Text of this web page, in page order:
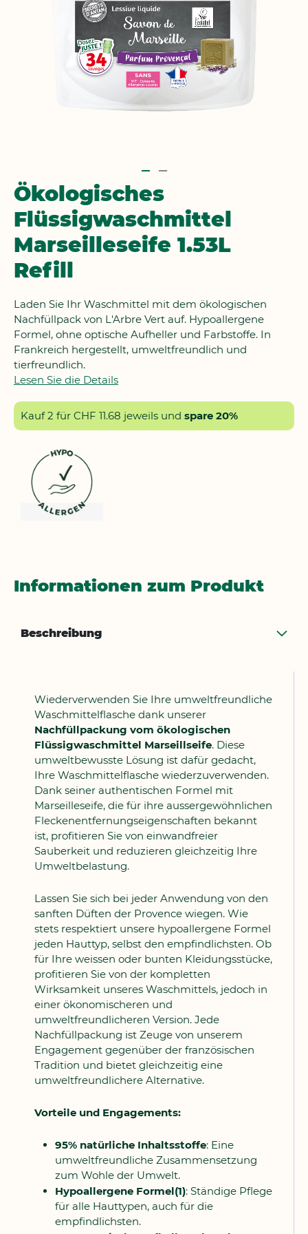
Zum
Anfang
der
springen
Ökologisches
Flüssigwaschmittel
Marseilleseife 1.53L
Refill
Laden Sie Ihr Waschmittel mit dem ökologischen
Nachfüllpack von L'Arbre Vert auf. Hypoallergene
Formel, ohne optische Aufheller und Farbstoffe. In
Frankreich hergestellt, umweltfreundlich und
tierfreundlich.
Lesen Sie die Details
Kauf 2 für CHF 11.68 jeweils und spare 20%
Informationen zum Produkt
Beschreibung
Wiederverwenden Sie Ihre umweltfreundliche
Waschmittelflasche dank unserer
Nachfüllpackung vom ökologischen
Flüssigwaschmittel Marseillseife. Diese
umweltbewusste Lösung ist dafür gedacht,
Ihre Waschmittelflasche wiederzuverwenden.
Dank seiner authentischen Formel mit
Marseilleseife, die für ihre aussergewöhnlichen
Fleckenentfernungseigenschaften bekannt
ist, profitieren Sie von einwandfreier
Sauberkeit und reduzieren gleichzeitig Ihre
Umweltbelastung.
Lassen Sie sich bei jeder Anwendung von den
sanften Düften der Provence wiegen. Wie
stets respektiert unsere hypoallergene Formel
jeden Hauttyp, selbst den empfindlichsten. Ob
für Ihre weissen oder bunten Kleidungsstücke,
profitieren Sie von der kompletten
Wirksamkeit unseres Waschmittels, jedoch in
einer ökonomischeren und
umweltfreundlicheren Version. Jede
Nachfüllpackung ist Zeuge von unserem
Engagement gegenüber der französischen
Tradition und bietet gleichzeitig eine
umweltfreundlichere Alternative.
Vorteile und Engagements:
95% natürliche Inhaltsstoffe: Eine
umweltfreundliche Zusammensetzung
zum Wohle der Umwelt.
Hypoallergene Formel(1): Ständige Pflege
für alle Hauttypen, auch für die
empfindlichsten.